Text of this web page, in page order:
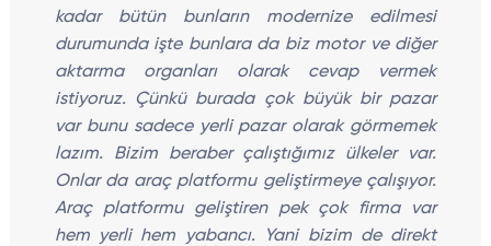
kadar bütün bunların modernize edilmesi
durumunda işte bunlara da biz motor ve diğer
aktarma organları olarak cevap vermek
istiyoruz. Çünkü burada çok büyük bir pazar
var bunu sadece yerli pazar olarak görmemek
lazım. Bizim beraber çalıştığımız ülkeler var.
Onlar da araç platformu geliştirmeye çalışıyor.
Araç platformu geliştiren pek çok firma var
hem yerli hem yabancı. Yani bizim de direkt